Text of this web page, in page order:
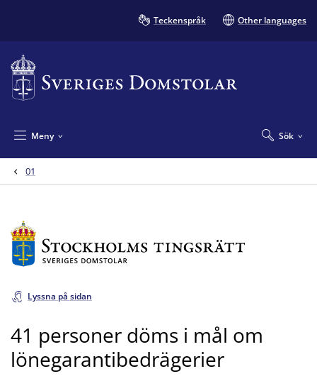
Teckenspråk Other languages
Sök
Meny
01
Lyssna på sidan
41 personer döms i mål om
lönegarantibedrägerier